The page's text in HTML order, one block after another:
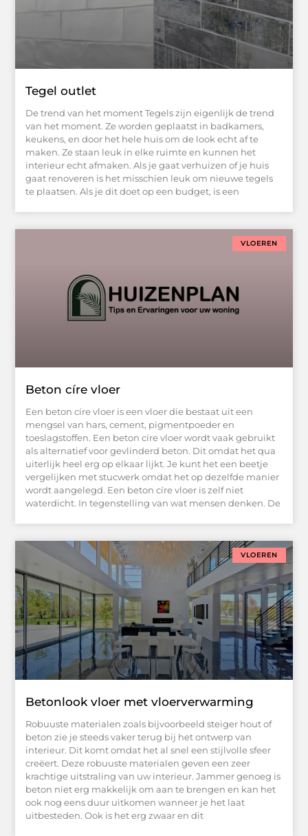
Tegel outlet
De trend van het moment Tegels zijn eigenlijk de trend
van het moment. Ze worden geplaatst in badkamers,
keukens, en door het hele huis om de look echt af te
maken. Ze staan leuk in elke ruimte en kunnen het
interieur echt afmaken. Als je gaat verhuizen of je huis
gaat renoveren is het misschien leuk om nieuwe tegels
te plaatsen. Als je dit doet op een budget, is een
VLOEREN
Beton círe vloer
Een beton círe vloer is een vloer die bestaat uit een
mengsel van hars, cement, pigmentpoeder en
toeslagstoffen. Een beton círe vloer wordt vaak gebruikt
als alternatief voor gevlinderd beton. Dit omdat het qua
uiterlijk heel erg op elkaar lijkt. Je kunt het een beetje
vergelijken met stucwerk omdat het op dezelfde manier
wordt aangelegd. Een beton círe vloer is zelf niet
waterdicht. In tegenstelling van wat mensen denken. De
VLOEREN
Betonlook vloer met vloerverwarming
Robuuste materialen zoals bijvoorbeeld steiger hout of
beton zie je steeds vaker terug bij het ontwerp van
interieur. Dit komt omdat het al snel een stijlvolle sfeer
creëert. Deze robuuste materialen geven een zeer
krachtige uitstraling van uw interieur. Jammer genoeg is
beton niet erg makkelijk om aan te brengen en kan het
ook nog eens duur uitkomen wanneer je het laat
uitbesteden. Ook is het erg zwaar en dit